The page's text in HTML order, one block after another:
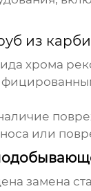
из
хрома
или
замена